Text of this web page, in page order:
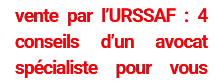
vente par l’URSSAF : 4
conseils d’un avocat
spécialiste pour vous